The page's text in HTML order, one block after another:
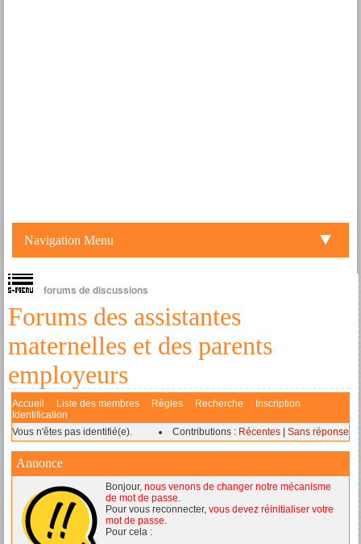
Navigation Menu
forums de discussions
Forums des assistantes
maternelles et des parents
employeurs
Accueil Liste des membres Règles Recherche
Inscription
Identification
Vous n'êtes pas identifié(e).
Contributions : Récentes Sans réponse
Annonce
Bonjour, nous venons de changer notre mécanisme
de mot de passe.
Pour vous reconnecter, vous devez réinitialiser votre
mot de passe.
Pour cela :